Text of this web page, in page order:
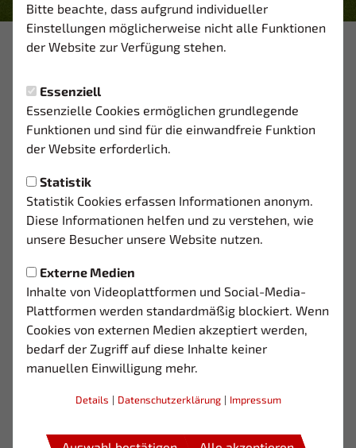
Bitte beachte, dass aufgrund individueller
Einstellungen möglicherweise nicht alle Funktionen
der Website zur Verfügung stehen.
Essenziell
Essenzielle Cookies ermöglichen grundlegende
Funktionen und sind für die einwandfreie Funktion
der Website erforderlich.
Statistik
Statistik Cookies erfassen Informationen anonym.
Diese Informationen helfen und zu verstehen, wie
unsere Besucher unsere Website nutzen.
Externe Medien
Inhalte von Videoplattformen und Social-Media-
Plattformen werden standardmäßig blockiert. Wenn
Cookies von externen Medien akzeptiert werden,
bedarf der Zugriff auf diese Inhalte keiner
manuellen Einwilligung mehr.
Details | Datenschutzerklärung | Impressum
GEORGIOS KOUFAS -
TESTSPIELER
Georgios Koufas von der Talentschmiede Pavlos
Melas dabei sein. Die griechische Akademie aus
Thessaloniki gilt als Ausbildungsstätte von
Jahren zahlreiche junge Talente
herausgebracht.
„Ich freue mich auf Deutschland und werde alles dafür
geben das ich hierbleiben darf. Ich fühle mich auf der
variable einsetzbar. Als ich Anfang Juni zum